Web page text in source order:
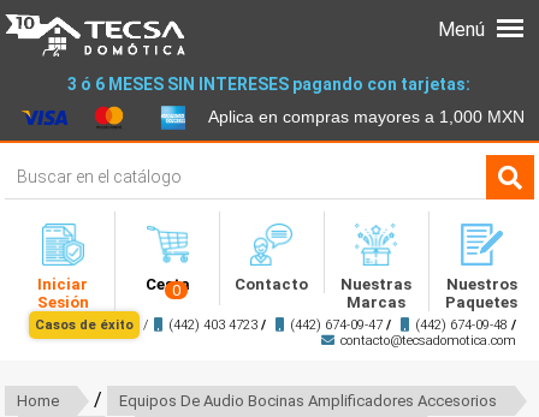
3 ó 6 MESES SIN INTERESES pagando con tarjetas:
Aplica en compras mayores a 1,000 MXN
Iniciar
Sesión
Cesta
0 Contacto
Nuestras
Marcas
Nuestros
Paquetes
Casos de éxito / (442) 403 4723 / (442) 674-09-47 / (442) 674-09-48 /
contacto@tecsadomotica.com
Menú
Home / Equipos De Audio Bocinas Amplificadores Accesorios